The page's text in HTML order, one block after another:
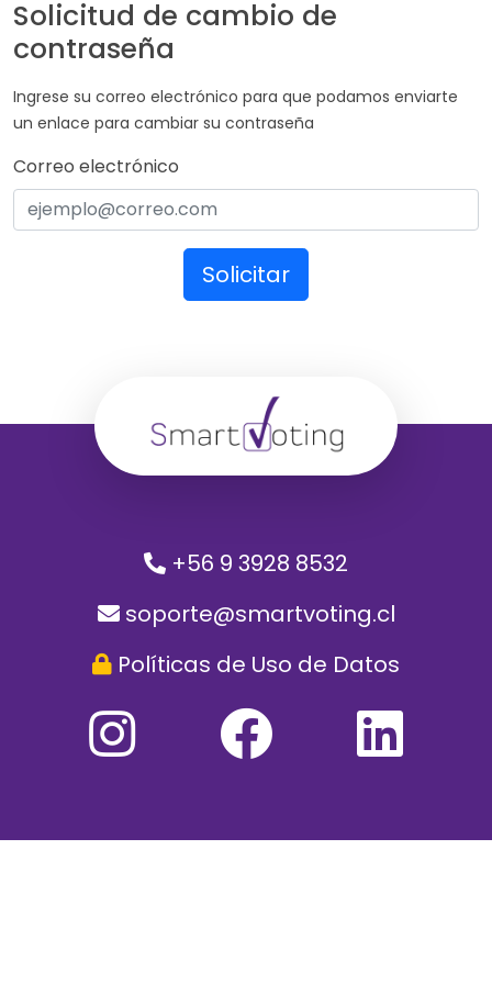
Solicitud de cambio de
contraseña
Ingrese su correo electrónico para que podamos enviarte
un enlace para cambiar su contraseña
Correo electrónico
Solicitar
+56 9 3928 8532
soporte@smartvoting.cl
Políticas de Uso de Datos